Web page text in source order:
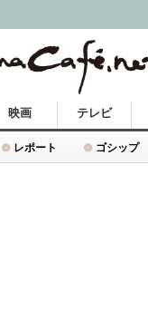
レポート ゴシップ
映画 テレビ